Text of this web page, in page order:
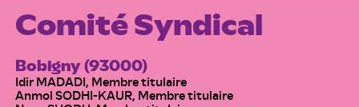
Comité Syndical
Bobigny (93000)
Idir MADADI, Membre titulaire
Anmol SODHI-KAUR, Membre titulaire